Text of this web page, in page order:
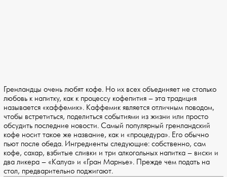
Гренландцы очень любят кофе. Но их всех объединяет не столько
любовь к напитку, как к процессу кофепития – эта традиция
называется «каффемик». Каффемик является отличным поводом,
чтобы встретиться, поделиться событиями из жизни или просто
обсудить последние новости. Самый популярный гренландский
кофе носит такое же название, как и «процедура». Его обычно
пьют после обеда. Ингредиенты следующие: собственно, сам
кофе, сахар, взбитые сливки и три алкогольных напитка – виски и
два ликера – «Калуа» и «Гран Марнье». Прежде чем подать на
стол, предварительно поджигают.